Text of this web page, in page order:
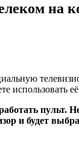
на
работать
и будет